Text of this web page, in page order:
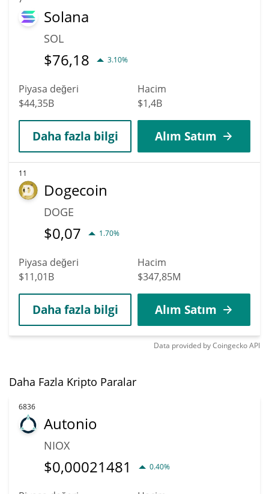
Solana
SOL
$76,18 3.10%
Piyasa değeri
$44,35B
Hacim
$1,4B
Daha fazla bilgi Alım Satım
11
Dogecoin
DOGE
$0,07 1.70%
Piyasa değeri
$11,01B
Hacim
$347,85M
Daha fazla bilgi Alım Satım
Data provided byCoingeckoAPI
Daha Fazla Kripto Paralar
6836
Autonio
NIOX
$0,00021481 0.40%